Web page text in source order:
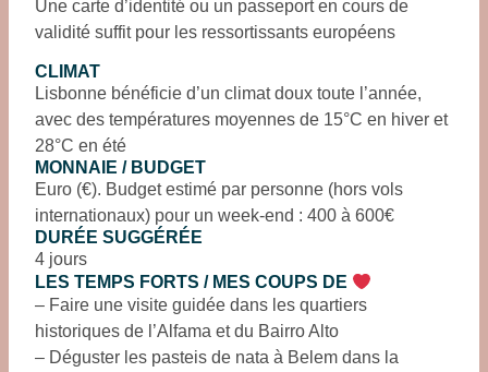
Une carte d’identité ou un passeport en cours de
validité suffit pour les ressortissants européens
CLIMAT
Lisbonne bénéficie d’un climat doux toute l’année,
avec des températures moyennes de 15°C en hiver et
28°C en été
MONNAIE / BUDGET
Euro (€). Budget estimé par personne (hors vols
internationaux) pour un week-end : 400 à 600€
DURÉE SUGGÉRÉE
4 jours
LES TEMPS FORTS / MES COUPS DE
– Faire une visite guidée dans les quartiers
historiques de l’Alfama et du Bairro Alto
– Déguster les pasteis de nata à Belem dans la